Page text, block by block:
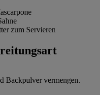
zum Servieren
Backpulver vermengen.